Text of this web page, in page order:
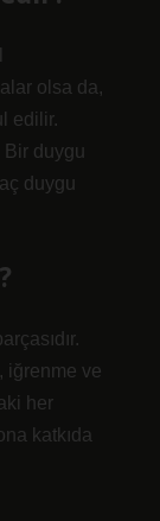
olsa da,
edilir.
Bir duygu
duygu
iğrenme ve
her
katkıda